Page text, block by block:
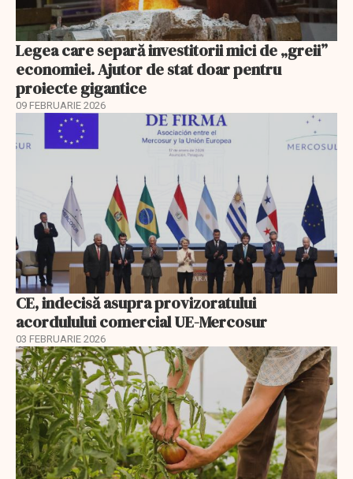
Legea care separă investitorii mici de „greii”
economiei. Ajutor de stat doar pentru
proiecte gigantice
09 FEBRUARIE 2026
CE, indecisă asupra provizoratului
acordulului comercial UE-Mercosur
03 FEBRUARIE 2026